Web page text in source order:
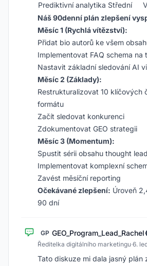
Prediktivní analytika Střední
Náš 90denní plán zlepšení
Měsíc 1 (Rychlá vítězství):
Přidat bio autorů ke všem
Implementovat FAQ schema
Nastavit základní sledování AI
Měsíc 2 (Základy):
Restrukturalizovat 10 klíčových
formátu
Začít sledovat konkurenci
Zdokumentovat GEO strategii
Měsíc 3 (Momentum):
Spustit sérii obsahu thought
Implementovat komplexní
Zavést měsíční reporting
Očekávané zlepšení: Úroveň
90 dní
GP GEO_Program_Lead_Rachel
Ředitelka digitálního marketingu·6.
Tato diskuze mi dala jasný plán